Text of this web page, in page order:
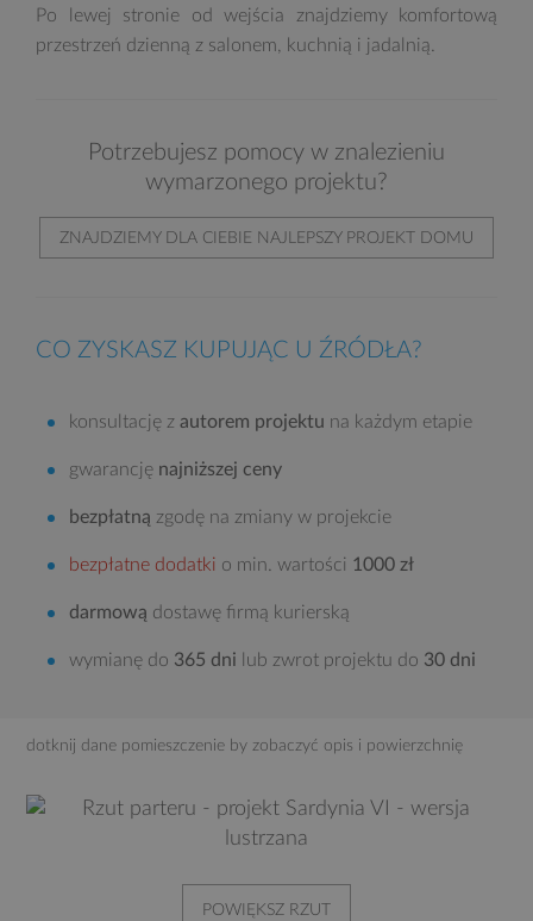
Po lewej stronie od wejścia znajdziemy komfortową
przestrzeń dzienną z salonem, kuchnią i jadalnią.
Potrzebujesz pomocy w znalezieniu
wymarzonego projektu?
ZNAJDZIEMY DLA CIEBIE NAJLEPSZY PROJEKT DOMU
CO ZYSKASZ KUPUJĄC U ŹRÓDŁA?
konsultację z autorem projektu na każdym etapie
gwarancję najniższej ceny
bezpłatną zgodę na zmiany w projekcie
bezpłatne dodatki o min. wartości 1000 zł
darmową dostawę firmą kurierską
wymianę do 365 dni lub zwrot projektu do 30 dni
dotknij dane pomieszczenie by zobaczyć opis i powierzchnię
POWIĘKSZ RZUT